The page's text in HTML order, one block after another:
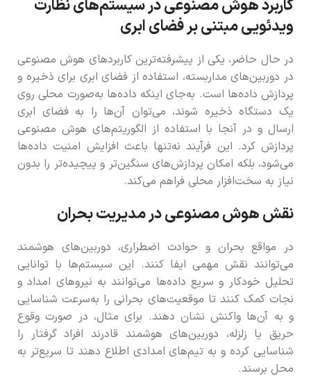
کاربرد هوش مصنوعی در سیستم‌های نظارت
ویدئویی مبتنی بر فضای ابری
در حال حاضر، یکی از پیشرفته‌ترین کاربردهای هوش مصنوعی
در دوربین‌های مداربسته، استفاده از فضای ابری برای ذخیره و
پردازش داده‌ها است. به‌جای اینکه داده‌ها به‌صورت محلی روی
یک دستگاه ذخیره شوند، می‌توان آن‌ها را به فضای ابری
ارسال و در آنجا با استفاده از الگوریتم‌های هوش مصنوعی
پردازش کرد. این فرآیند نه‌تنها باعث افزایش امنیت داده‌ها
می‌شود، بلکه امکان پردازش‌های سنگین‌تر و پیچیده‌تر را بدون
نیاز به سخت‌افزار محلی فراهم می‌کند.
نقش هوش مصنوعی در مدیریت بحران
در مواقع بحران و حوادث اضطراری، دوربین‌های هوشمند
می‌توانند نقش مهمی ایفا کنند. این سیستم‌ها با توانایی
تحلیل خودکار و سریع داده‌ها می‌توانند به نیروهای امداد و
نجات کمک کنند تا موقعیت‌های بحرانی را به‌سرعت شناسایی
و به آن‌ها واکنش نشان دهند. برای مثال، در صورت وقوع
حریق یا زلزله، دوربین‌های هوشمند قادرند افراد گرفتار را
شناسایی کرده و به تیم‌های امدادی اطلاع دهند تا سریع‌تر به
محل برسند.